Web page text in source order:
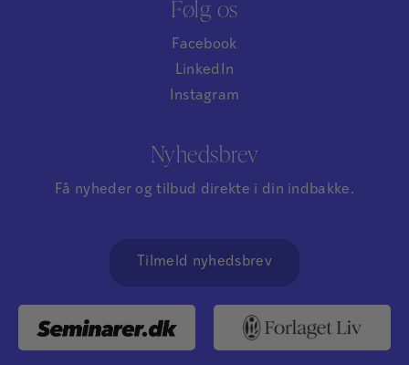
Følg os
Facebook
LinkedIn
Instagram
Nyhedsbrev
Få nyheder og tilbud direkte i din indbakke.
Tilmeld nyhedsbrev